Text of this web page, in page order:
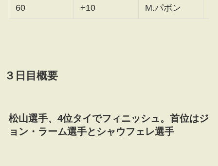
60 +10 M.パボン
３日目概要
松山選手、4位タイでフィニッシュ。首位はジ
ョン・ラーム選手とシャウフェレ選手